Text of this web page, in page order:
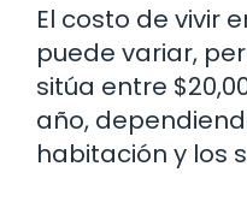
El costo de vivir
puede variar,
sitúa entre
año,
habitación y los